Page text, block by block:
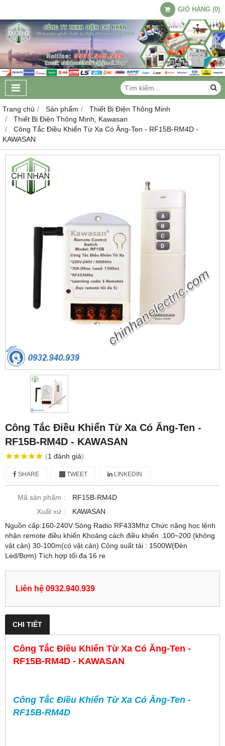
GIỎ HÀNG (0)
Trang chủ Sản phẩm
Thiết Bị Điện Thông Minh
Thiết Bị Điện Thông Minh, Kawasan
Công Tắc Điều Khiển Từ Xa Có Ăng-Ten - RF15B-RM4D -
KAWASAN
Công Tắc Điều Khiển Từ Xa Có Ăng-Ten -
RF15B-RM4D - KAWASAN
(1 đánh giá)
SHARE TWEET LINKEDIN
Mã sản phẩm :
RF15B-RM4D
Xuất xứ :
KAWASAN
Nguồn cấp:160-240V Sóng Radio RF433Mhz Chức năng học lệnh
nhận remote điều khiển Khoảng cách điều khiển :100~200 (không
vật cản) 30-100m(có vật cản) Công suất tải : 1500W(Đèn
Led/Bơm) Tích hợp tối đa 16 re
Liên hệ 0932.940.939
CHI TIẾT
Công Tắc Điều Khiển Từ Xa Có Ăng-Ten -
RF15B-RM4D - KAWASAN
Công Tắc Điều Khiển Từ Xa Có Ăng-Ten -
RF15B-RM4D